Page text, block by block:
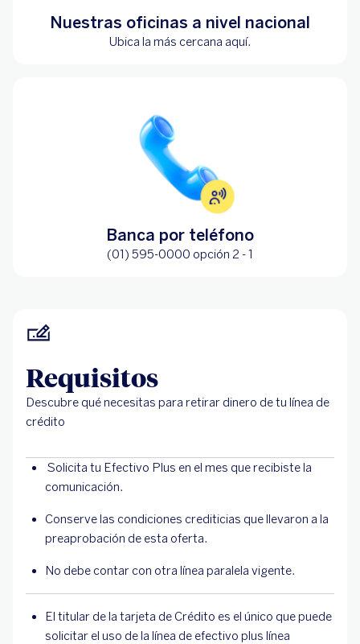
Nuestras oficinas a nivel nacional
Ubica la más cercana aquí.
Banca por teléfono
(01) 595-0000 opción 2 - 1
Requisitos
Descubre qué necesitas para retirar dinero de tu línea de
crédito
Solicita tu Efectivo Plus en el mes que recibiste la
comunicación.
Conserve las condiciones crediticias que llevaron a la
preaprobación de esta oferta.
No debe contar con otra línea paralela vigente.
El titular de la tarjeta de Crédito es el único que puede
solicitar el uso de la línea de efectivo plus línea